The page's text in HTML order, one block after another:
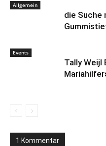
Allgemein
die Suche
Events
Tally Weijl
1 Kommentar